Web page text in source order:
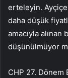
erteleyin.
daha düşük
amacıyla alınan
düşünülmüyor
CHP 27. Dönem